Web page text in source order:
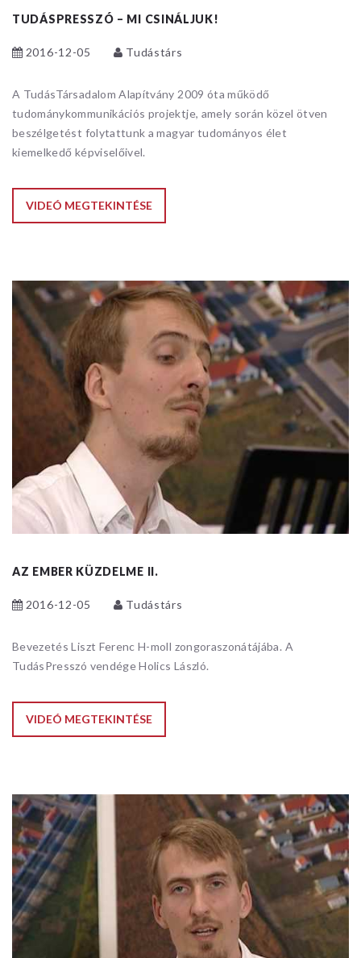
TUDÁSPRESSZÓ – MI CSINÁLJUK!
2016-12-05 Tudástárs
A TudásTársadalom Alapítvány 2009 óta működő
tudománykommunikációs projektje, amely során közel ötven
beszélgetést folytattunk a magyar tudományos élet
kiemelkedő képviselőivel.
VIDEÓ MEGTEKINTÉSE
AZ EMBER KÜZDELME II.
2016-12-05 Tudástárs
Bevezetés Liszt Ferenc H-moll zongoraszonátájába. A
TudásPresszó vendége Holics László.
VIDEÓ MEGTEKINTÉSE